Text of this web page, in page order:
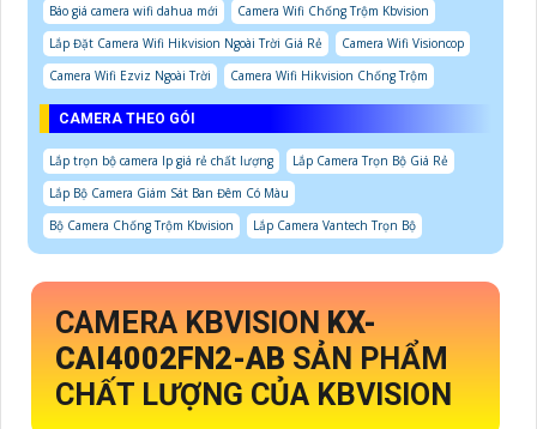
Báo giá camera wifi dahua mới
Camera Wifi Chống Trộm Kbvision
Lắp Đặt Camera Wifi Hikvision Ngoài Trời Giá Rẻ
Camera Wifi Visioncop
Camera Wifi Ezviz Ngoài Trời
Camera Wifi Hikvision Chống Trộm
CAMERA THEO GÓI
Lắp trọn bộ camera Ip giá rẻ chất lượng
Lắp Camera Trọn Bộ Giá Rẻ
Lắp Bộ Camera Giám Sát Ban Đêm Có Màu
Bộ Camera Chống Trộm Kbvision
Lắp Camera Vantech Trọn Bộ
CAMERA KBVISION KX-
CAI4002FN2-AB SẢN PHẨM
CHẤT LƯỢNG CỦA KBVISION